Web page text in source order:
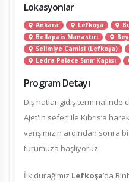
Lokasyonlar
Ankara Lefkoşa
Bellapais Manastırı
Selimiye Camisi (Lefkoşa)
Ledra Palace Sınır Kapısı
Program Detayı
Dış hatlar gidiş terminalinde
Ajet'in seferi ile Kıbrıs’a
varışımızın ardından sonra
turumuza başlıyoruz.
İlk durağımız Lefkoşa’da